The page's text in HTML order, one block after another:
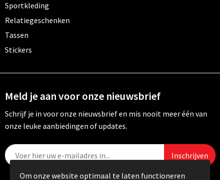
Sportkleding
Relatiegeschenken
Tassen
Stickers
Meld je aan voor onze nieuwsbrief
Schrijf je in voor onze nieuwsbrief en mis nooit meer één van
onze leuke aanbiedingen of updates.
Om onze website optimaal te laten functioneren